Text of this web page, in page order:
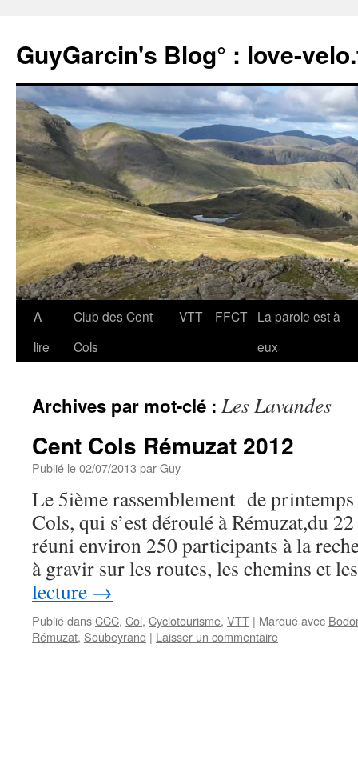
contenu
GuyGarcin's Blog° : love-
A
lire
Club des Cent
Cols
VTT FFCT La parole est à
eux
Archives par mot-clé : Les Lavandes
Cent Cols Rémuzat 2012
Publié le02/07/2013 parGuy
Le 5ième rassemblement de
Cols, qui s’est déroulé à Rémuzat,du
réuni environ 250 participants à la
à gravir sur les routes, les chemins et
lecture →
Publié dansCCC, Col, Cyclotourisme, VTT | Marqué avec
Rémuzat, Soubeyrand | Laisser un commentaire